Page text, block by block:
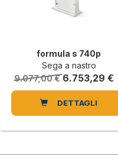
formula s 740p
Sega a nastro
9.077,00 € 6.753,29 €
DETTAGLI